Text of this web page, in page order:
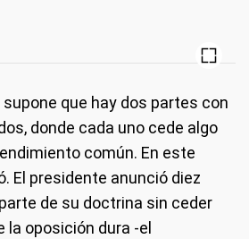
que hay dos partes con
donde cada uno cede algo
común. En este
El presidente anunció diez
de su doctrina sin ceder
la oposición dura -el